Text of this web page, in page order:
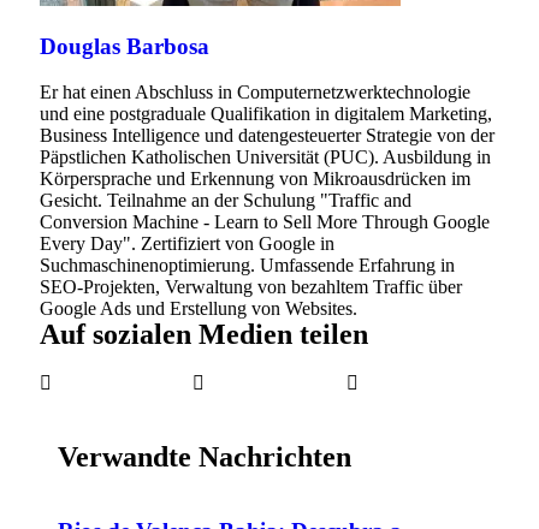
Douglas Barbosa
Er hat einen Abschluss in Computernetzwerktechnologie
und eine postgraduale Qualifikation in digitalem Marketing,
Business Intelligence und datengesteuerter Strategie von der
Päpstlichen Katholischen Universität (PUC). Ausbildung in
Körpersprache und Erkennung von Mikroausdrücken im
Gesicht. Teilnahme an der Schulung "Traffic and
Conversion Machine - Learn to Sell More Through Google
Every Day". Zertifiziert von Google in
Suchmaschinenoptimierung. Umfassende Erfahrung in
SEO-Projekten, Verwaltung von bezahltem Traffic über
Google Ads und Erstellung von Websites.
Auf sozialen Medien teilen
Verwandte Nachrichten